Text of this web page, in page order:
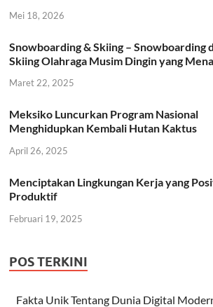
Mei 18, 2026
Snowboarding & Skiing – Snowboarding
Skiing Olahraga Musim Dingin yang
Maret 22, 2025
Meksiko Luncurkan Program Nasional
Menghidupkan Kembali Hutan Kaktus
April 26, 2025
Menciptakan Lingkungan Kerja yang
Produktif
Februari 19, 2025
POS TERKINI
Fakta Unik Tentang Dunia Digital